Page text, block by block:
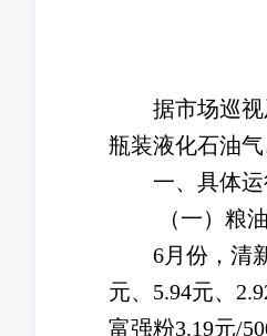
据市场巡视及
瓶装液化石油
一、具体运
（一）粮油
6月份，清新
元、5.94元、
富强粉3.19元/